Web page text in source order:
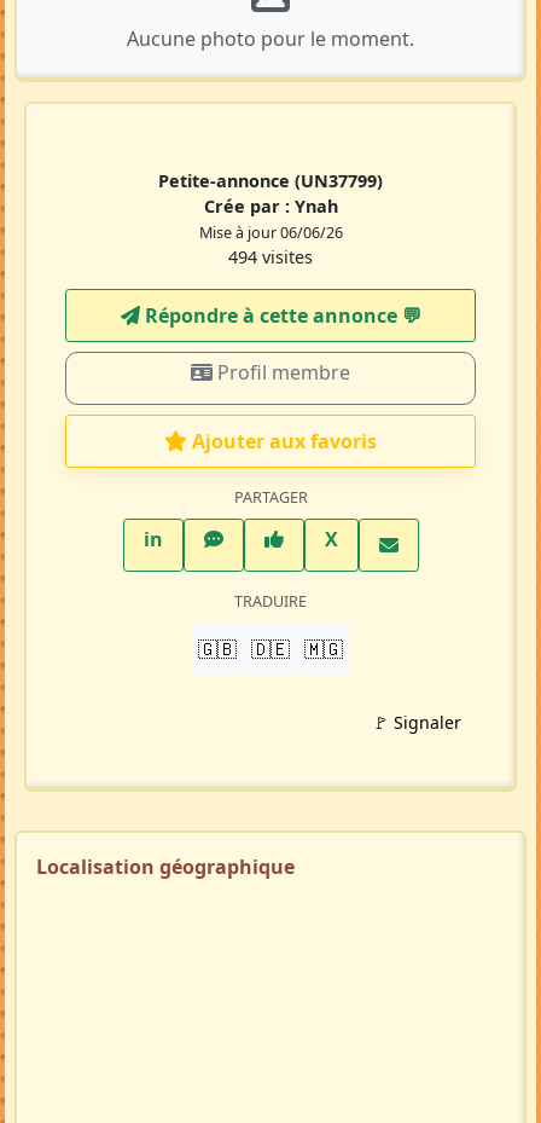
Aucune photo pour le moment.
Petite-annonce (UN37799)
Crée par : Ynah
Mise à jour 06/06/26
494 visites
Répondre à cette annonce 💬​
Profil membre
Ajouter aux favoris
PARTAGER
inLinkedInWhatsAppFacebook
XTwitter X
TRADUIRE
🇬🇧 🇩🇪 🇲🇬
🚩 Signaler
Localisation géographique